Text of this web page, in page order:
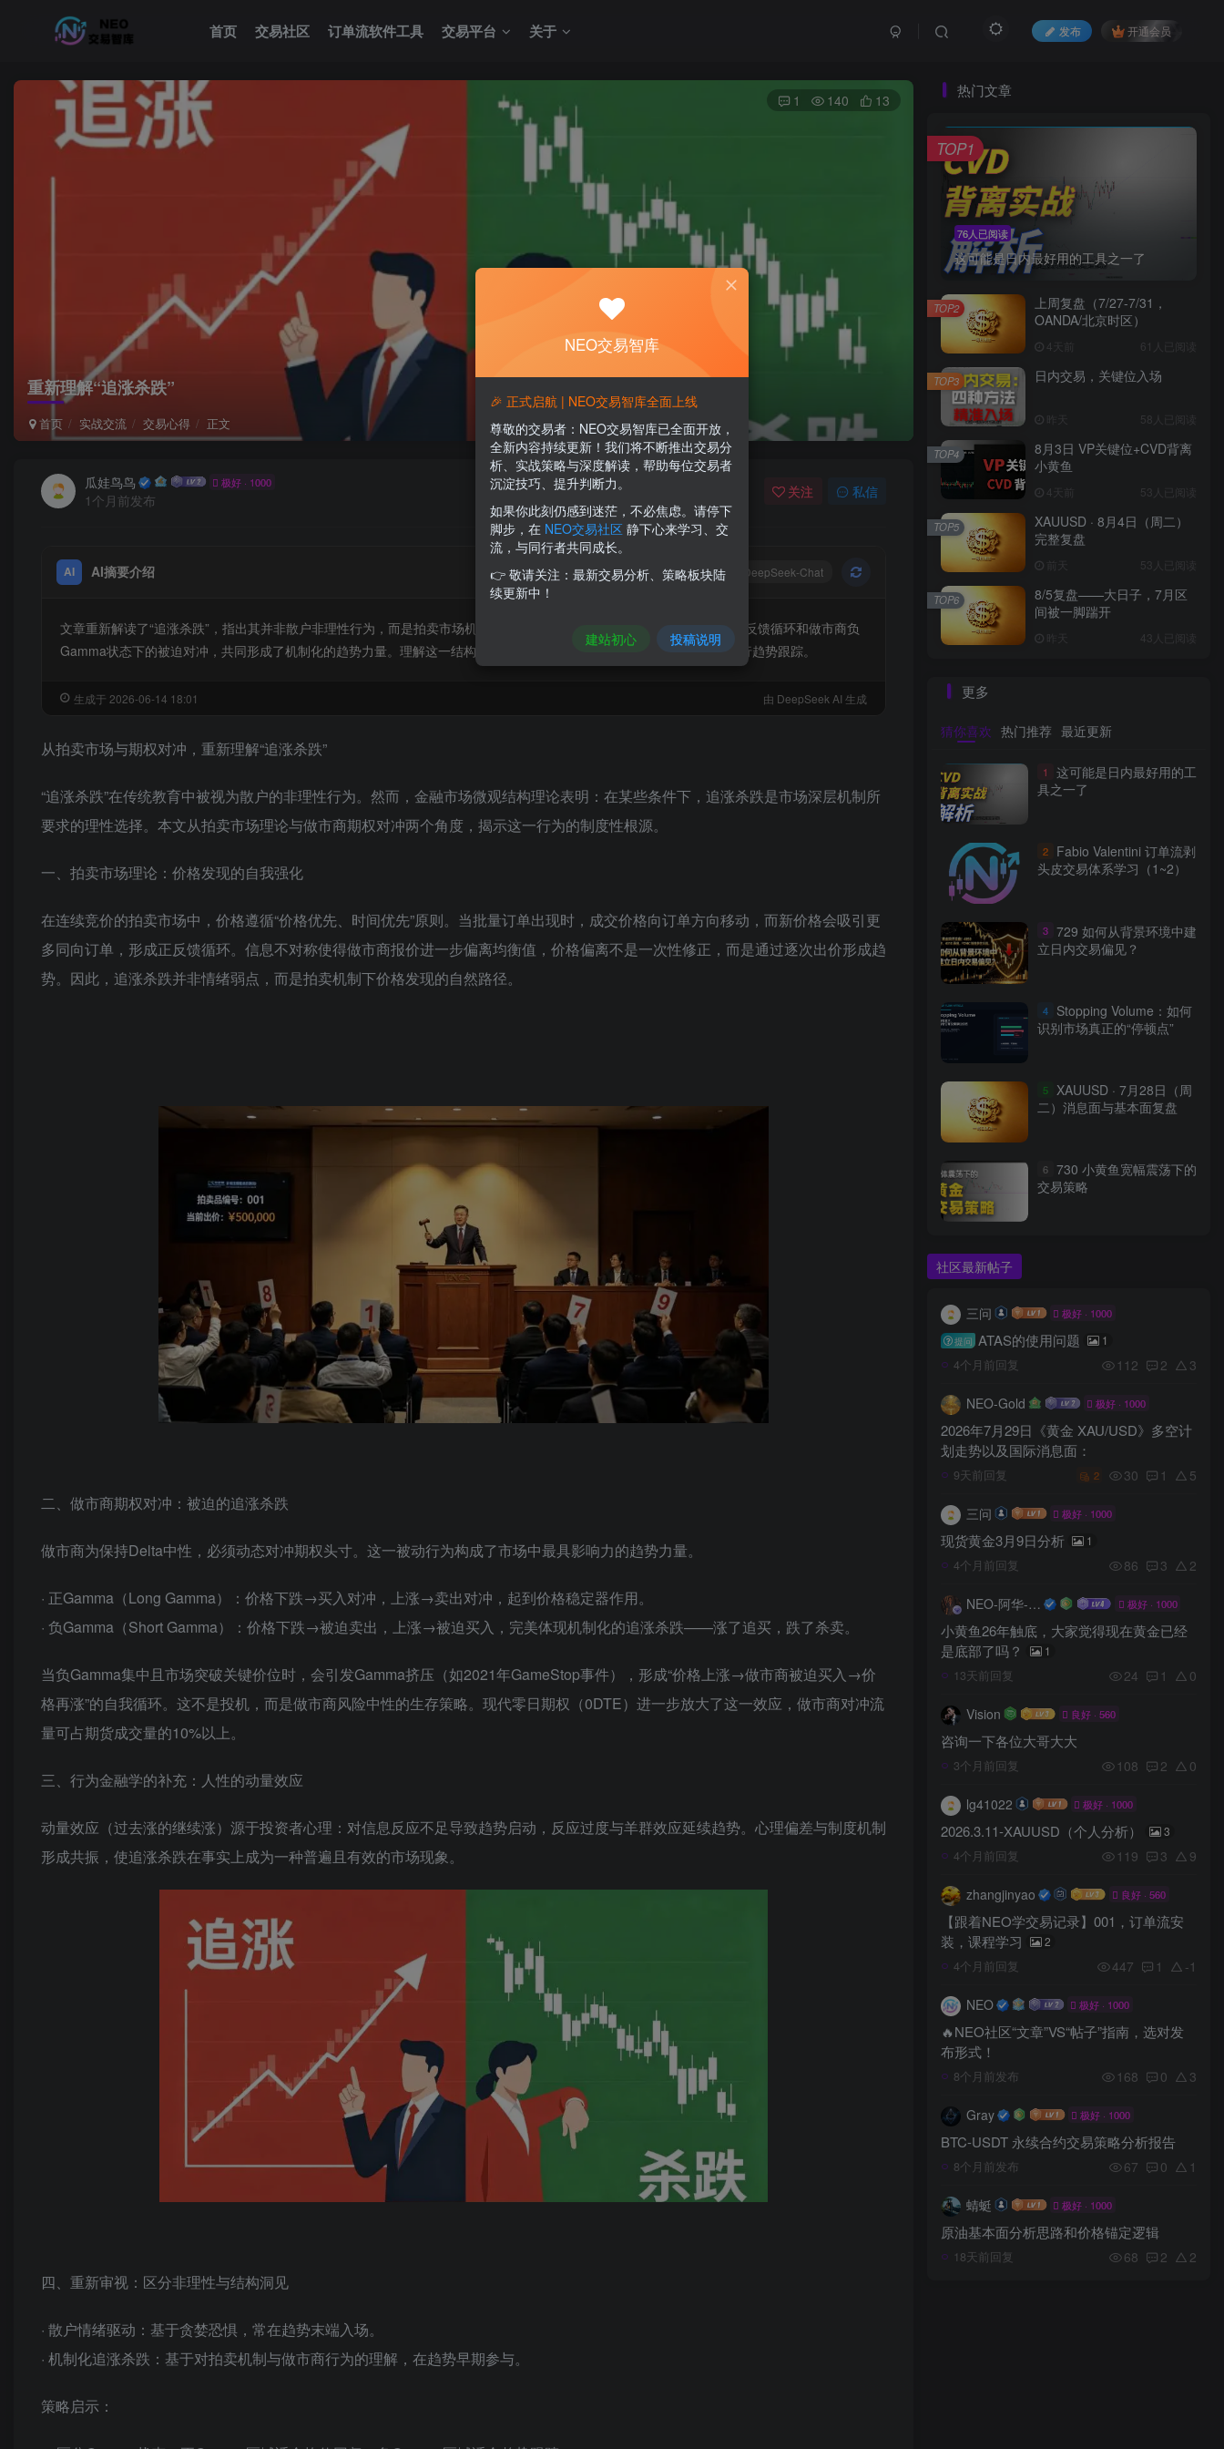
首页 交易社区 订单流软件工具 交易平台 关于 发布 开通会员
重新理解“追涨杀跌”
首页 实战交流 交易心得 正文
1 140 13
瓜娃鸟鸟 极好 · 1000
1个月前发布 关注 私信
AI AI摘要介绍 DeepSeek-Chat
文章重新解读了“追涨杀跌”，指出其并非散户非理性行为，而是拍卖市场机制与做市商期权对冲下的理性选择。拍卖中的正反馈循环和做市商负
Gamma状态下的被迫对冲，共同形成了机制化的趋势力量。理解这一结构，有助于区分投机与策略，在负Gamma区域进行趋势跟踪。
生成于 2026-06-14 18:01 由 DeepSeek AI 生成
从拍卖市场与期权对冲，重新理解“追涨杀跌”
“追涨杀跌”在传统教育中被视为散户的非理性行为。然而，金融市场微观结构理论表明：在某些条件下，追涨杀跌是市场深层机制所
要求的理性选择。本文从拍卖市场理论与做市商期权对冲两个角度，揭示这一行为的制度性根源。
一、拍卖市场理论：价格发现的自我强化
在连续竞价的拍卖市场中，价格遵循“价格优先、时间优先”原则。当批量订单出现时，成交价格向订单方向移动，而新价格会吸引更
多同向订单，形成正反馈循环。信息不对称使得做市商报价进一步偏离均衡值，价格偏离不是一次性修正，而是通过逐次出价形成趋
势。因此，追涨杀跌并非情绪弱点，而是拍卖机制下价格发现的自然路径。
二、做市商期权对冲：被迫的追涨杀跌
做市商为保持Delta中性，必须动态对冲期权头寸。这一被动行为构成了市场中最具影响力的趋势力量。
· 正Gamma（Long Gamma）：价格下跌→买入对冲，上涨→卖出对冲，起到价格稳定器作用。
· 负Gamma（Short Gamma）：价格下跌→被迫卖出，上涨→被迫买入，完美体现机制化的追涨杀跌——涨了追买，跌了杀卖。
当负Gamma集中且市场突破关键价位时，会引发Gamma挤压 （如2021年GameStop事件），形成“价格上涨→做市商被迫买入→价
格再涨”的自我循环。这不是投机，而是做市商风险中性的生存策略。现代零日期权（0DTE）进一步放大了这一效应，做市商对冲流
量可占期货成交量的10%以上。
三、行为金融学的补充：人性的动量效应
动量效应（过去涨的继续涨）源于投资者心理：对信息反应不足导致趋势启动，反应过度与羊群效应延续趋势。心理偏差与制度机制
形成共振，使追涨杀跌在事实上成为一种普遍且有效的市场现象。
四、重新审视：区分非理性与结构洞见
· 散户情绪驱动：基于贪婪恐惧，常在趋势末端入场。
· 机制化追涨杀跌：基于对拍卖机制与做市商行为的理解，在趋势早期参与。
策略启示：
热门文章
76人已阅读
这可能是日内最好用的工具之一了
TOP1
上周复盘（7/27-7/31，
OANDA/北京时区）
4天前 61人已阅读
TOP2
日内交易，关键位入场
昨天 58人已阅读
TOP3
8月3日 VP关键位+CVD背离
小黄鱼
4天前 53人已阅读
TOP4
XAUUSD · 8月4日（周二）
完整复盘
53人已阅读
TOP5
8/5复盘——大日子，7月区
间被一脚踹开
昨天 43人已阅读
TOP6
更多
猜你喜欢 热门推荐 最近更新
1
这可能是日内最好用的工
具之一了
2
Fabio Valentini 订单流剥
头皮交易体系学习（1~2）
3 729 如何从背景环境中建
立日内交易偏见？
4
Stopping Volume：如何
识别市场真正的“停顿点”
5
XAUUSD · 7月28日（周
二）消息面与基本面复盘
6 730 小黄鱼宽幅震荡下的
交易策略
社区最新帖子
三问 极好 · 1000
提问 ATAS的使用问题 1
4个月前回复 112 2 3
NEO-Gold 极好 · 1000
2026年7月29日《黄金 XAU/USD》多空计
划走势以及国际消息面：
9天前回复 2 30 1 5
三问 极好 · 1000
现货黄金3月9日分析 1
4个月前回复 86 3 2
NEO-阿华-奇幻抽象空间 极好 · 1000
小黄鱼26年触底，大家觉得现在黄金已经
是底部了吗？
1
13天前回复 24 1 0
Vision 良好 · 560
咨询一下各位大哥大大
3个月前回复 108 2 0
lg41022 极好 · 1000
2026.3.11-XAUUSD（个人分析） 3
4个月前回复 119 3 9
zhangjinyao 良好 · 560
【跟着NEO学交易记录】001，订单流安
装，课程学习
2
4个月前回复 447 1 -1
NEO 极好 · 1000
🔥NEO社区“文章”VS“帖子”指南，选对发
布形式！
8个月前发布 168 0 3
Gray 极好 · 1000
BTC-USDT 永续合约交易策略分析报告
8个月前发布 67 0 1
蜻蜓 极好 · 1000
原油基本面分析思路和价格锚定逻辑
18天前回复 68 2 2
NEO交易智库
🎉 正式启航 | NEO交易智库全面上线
尊敬的交易者：NEO交易智库已全面开放，
全新内容持续更新！我们将不断推出交易分
析、实战策略与深度解读，帮助每位交易者
沉淀技巧、提升判断力。
如果你此刻仍感到迷茫，不必焦虑。请停下
脚步，在 NEO交易社区 静下心来学习、交
流，与同行者共同成长。
👉 敬请关注：最新交易分析、策略板块陆
续更新中！
建站初心 投稿说明